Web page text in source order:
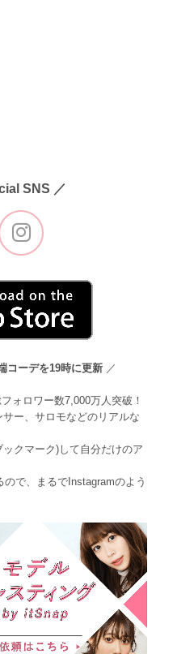
SNS ／
コーデを19時に更新 ／
ォロワー数7,000万人突破！
ー、サロモなどのリアルな
クマーク)して自分だけのア
で、まるでInstagramのよう